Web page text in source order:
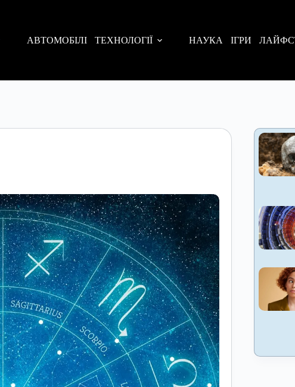
АВТОМОБІЛІ ТЕХНОЛОГІЇ НАУКА ІГРИ